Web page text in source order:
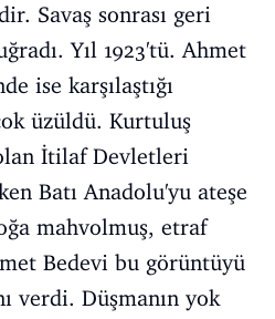
Savaş sonrası geri
Yıl 1923'tü. Ahmet
ise karşılaştığı
üzüldü. Kurtuluş
İtilaf Devletleri
Batı Anadolu'yu ateşe
mahvolmuş, etraf
Bedevi bu görüntüyü
verdi. Düşmanın yok